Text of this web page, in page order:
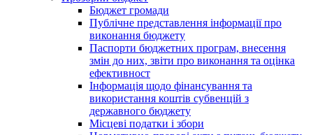
Бюджет громади
Публічне представлення інформації про
виконання бюджету
Паспорти бюджетних програм, внесення
змін до них, звіти про виконання та оцінка
ефективност
Інформація щодо фінансування та
використання коштів субвенцій з
державного бюджету
Місцеві податки і збори